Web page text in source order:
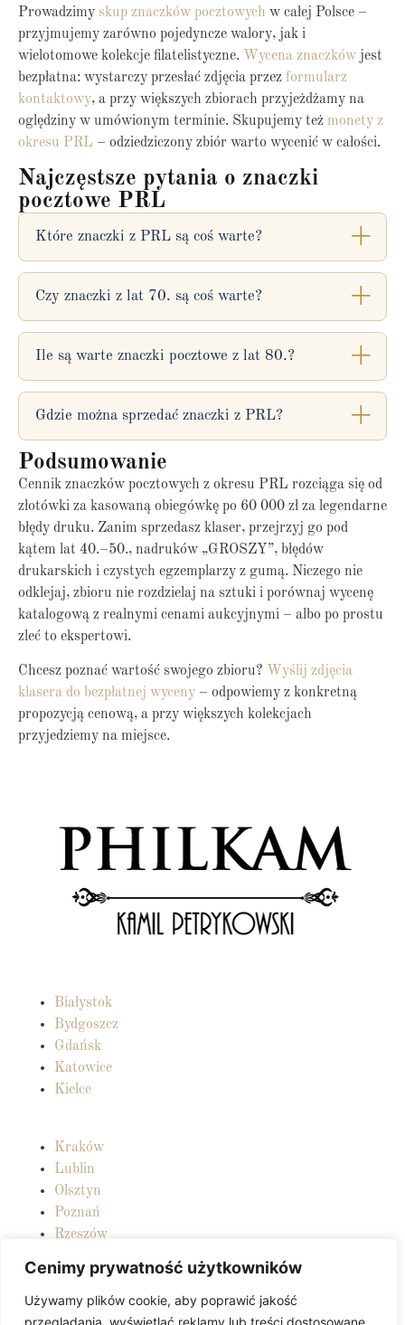
Cenimy prywatność użytkowników
Używamy plików cookie, aby poprawić jakość
przeglądania, wyświetlać reklamy lub treści dostosowane
Prowadzimy skup znaczków pocztowych w całej Polsce –
przyjmujemy zarówno pojedyncze walory, jak i
wielotomowe kolekcje filatelistyczne. Wycena znaczków jest
bezpłatna: wystarczy przesłać zdjęcia przez formularz
kontaktowy, a przy większych zbiorach przyjeżdżamy na
oględziny w umówionym terminie. Skupujemy też monety z
okresu PRL – odziedziczony zbiór warto wycenić w całości.
Najczęstsze pytania o znaczki
pocztowe PRL
Które znaczki z PRL są coś warte?
Czy znaczki z lat 70. są coś warte?
Ile są warte znaczki pocztowe z lat 80.?
Gdzie można sprzedać znaczki z PRL?
Podsumowanie
Cennik znaczków pocztowych z okresu PRL rozciąga się od
złotówki za kasowaną obiegówkę po 60 000 zł za legendarne
błędy druku. Zanim sprzedasz klaser, przejrzyj go pod
kątem lat 40.–50., nadruków „GROSZY”, błędów
drukarskich i czystych egzemplarzy z gumą. Niczego nie
odklejaj, zbioru nie rozdzielaj na sztuki i porównaj wycenę
katalogową z realnymi cenami aukcyjnymi – albo po prostu
zleć to ekspertowi.
Chcesz poznać wartość swojego zbioru? Wyślij zdjęcia
klasera do bezpłatnej wyceny – odpowiemy z konkretną
propozycją cenową, a przy większych kolekcjach
przyjedziemy na miejsce.
Białystok
Bydgoszcz
Gdańsk
Katowice
Kielce
Kraków
Lublin
Olsztyn
Poznań
Rzeszów
Sczecin
Warszawa